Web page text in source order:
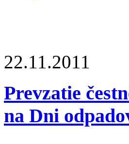
22.11.2011
Prevzatie
na Dni